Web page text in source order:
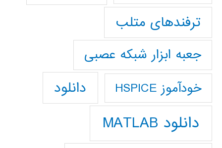
ترفندهای متلب
جعبه ابزار شبکه عصبی
خودآموز HSPICE دانلود
دانلود MATLAB